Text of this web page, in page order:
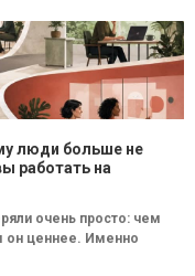
люди больше не
работать на
очень просто: чем
он ценнее. Именно